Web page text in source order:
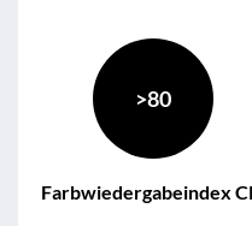
>80
Farbwiedergabeindex